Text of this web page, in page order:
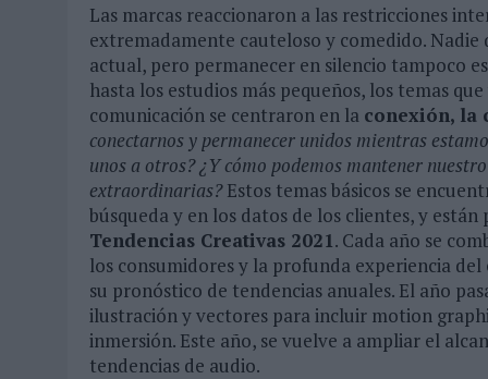
Las marcas reaccionaron a las restricciones
extremadamente cauteloso y comedido.
actual, pero permanecer en silencio tampoco
hasta los estudios más pequeños, los temas
comunicación se centraron en la conexión, la
conectarnos y permanecer unidos mientras
unos a otros? ¿Y cómo podemos mantener
extraordinarias?Estos temas básicos se
búsqueda y en los datos de los clientes, y
Tendencias Creativas 2021. Cada año se
los consumidores y la profunda experiencia
su pronóstico de tendencias anuales. El año
ilustración y vectores para incluir motion
inmersión. Este año, se vuelve a ampliar el
tendencias de audio.